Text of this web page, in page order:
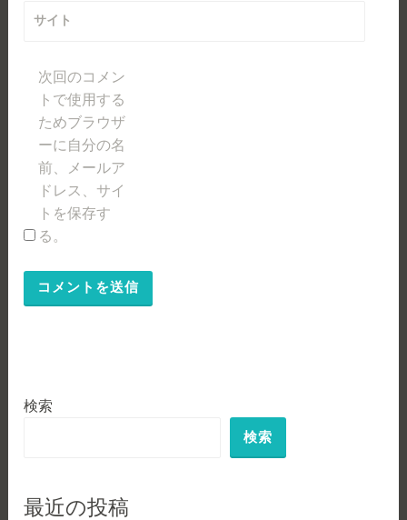
サイト
次回のコメン
トで使用する
ためブラウザ
ーに自分の名
前、メールア
ドレス、サイ
トを保存す
る。
検索
検索
最近の投稿